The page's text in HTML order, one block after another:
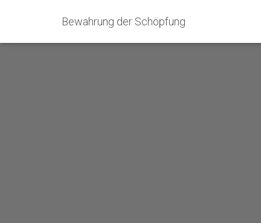
Bewahrung der Schöpfung